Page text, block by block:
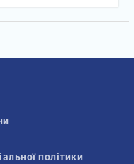
політики